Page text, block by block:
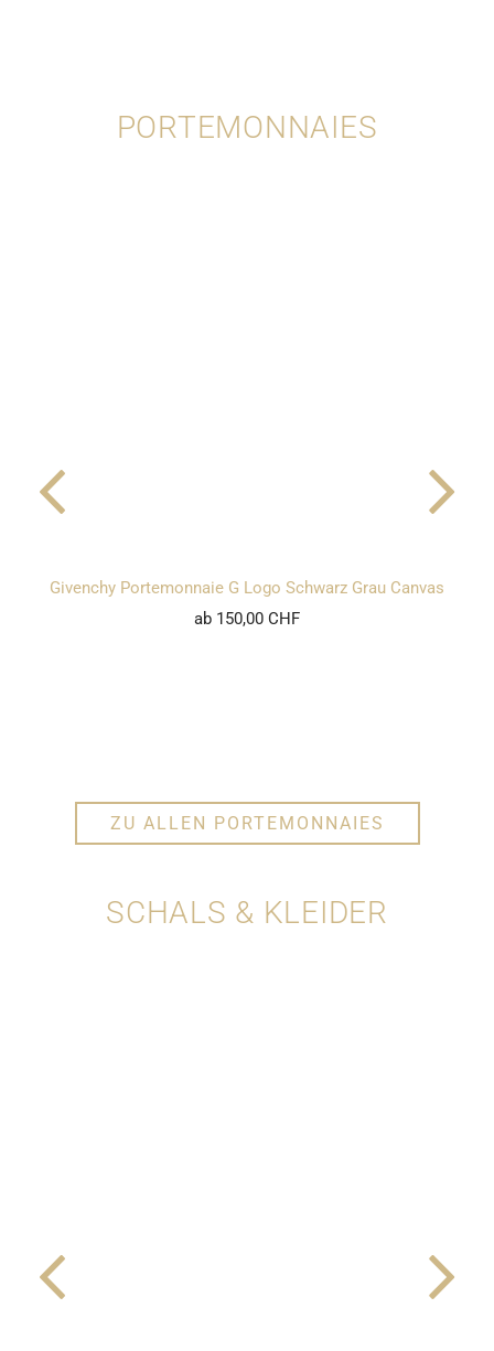
PORTEMONNAIES
Givenchy Portemonnaie G Logo Schwarz Grau Canvas
ab 150,00 CHF
ZU ALLEN PORTEMONNAIES
SCHALS & KLEIDER